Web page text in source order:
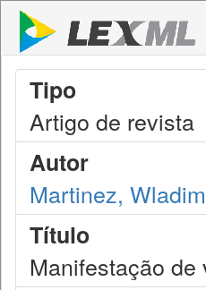
Tipo
Artigo de revista
Autor
Martinez,
Título
Manifestação